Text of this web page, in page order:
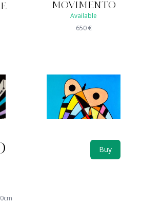
Buy
cm
MOVIMENTO
Available
650€